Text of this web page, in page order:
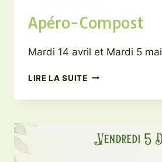
Apéro-Compost
Mardi 14 avril et Mardi 5 mai
LIRE LA SUITEAPÉRO-